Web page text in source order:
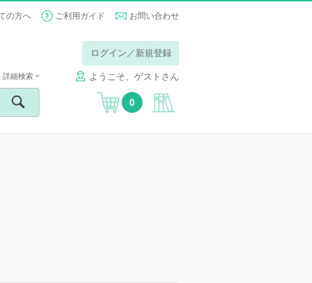
の方へ ご利用ガイド お問い合わせ
ログイン／新規登録
ようこそ、ゲストさん
詳細検索
0